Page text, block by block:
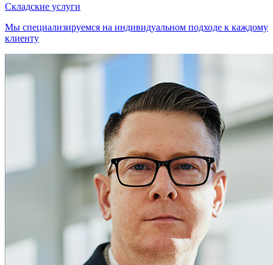
Складские услуги
Мы специализируемся на индивидуальном подходе к каждому
клиенту